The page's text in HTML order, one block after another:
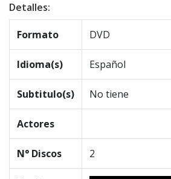
Detalles:
Formato DVD
Idioma(s) Español
Subtitulo(s) No tiene
Actores
N° Discos 2